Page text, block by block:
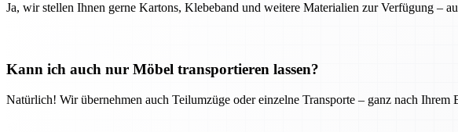
Ja, wir stellen Ihnen gerne Kartons, Klebeband und weitere Materialien zur Verfügung –
Kann ich auch nur Möbel transportieren lassen?
Natürlich! Wir übernehmen auch Teilumzüge oder einzelne Transporte – ganz nach Ihrem